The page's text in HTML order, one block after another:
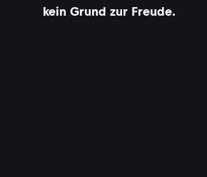
kein Grund zur Freude.